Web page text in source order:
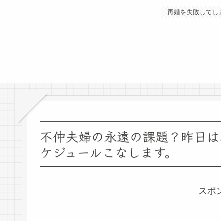
再婚を失敗してし
不仲夫婦の永遠の課題？昨日
ケジュールこなします。
スポ